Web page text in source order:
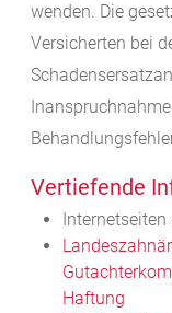
wenden. Die
Versicherten bei
Vertiefende
Internetseiten
Haftung